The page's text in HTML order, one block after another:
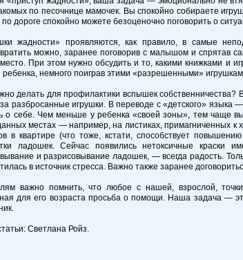
по песочнице мамочек. Вы спокойно собираете
дороге спокойно можете безоценочно поговорить о
жадности» проявляются, как правило, в самые
можно, заранее поговорив с малышом и спрятав
место. При этом нужно обсудить и то, какими книжками и
ребенка, немного поиграв этими «разрешенными»
делать для профилактики вспышек
за разбросанные игрушки. В переводе с «детского»
о себе. Чем меньше у ребенка «своей зоны», тем чаще
местах — например, на листиках, примагниченных к
в квартире (что тоже, кстати, способствует
ладошек. Сейчас появились нетоксичные краски
и разрисовывание ладошек, — всегда радость.
в источник стресса. Важно также заранее
важно помнить, что любое с нашей, взрослой,
для его возраста просьба о помощи. Наша задача
Светлана Ройз.